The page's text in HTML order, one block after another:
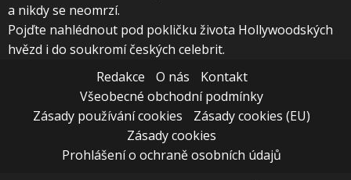
a nikdy se neomrzí.
Pojďte nahlédnout pod pokličku života Hollywoodských
hvězd i do soukromí českých celebrit.
Redakce
O nás
Kontakt
Všeobecné obchodní podmínky
Zásady používání cookies
Zásady cookies (EU)
Zásady cookies
Prohlášení o ochraně osobních údajů